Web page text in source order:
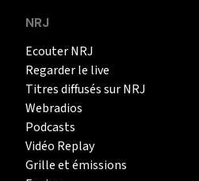
NRJ
Ecouter NRJ
Regarder le live
Titres diffusés sur NRJ
Webradios
Podcasts
Vidéo Replay
Grille et émissions